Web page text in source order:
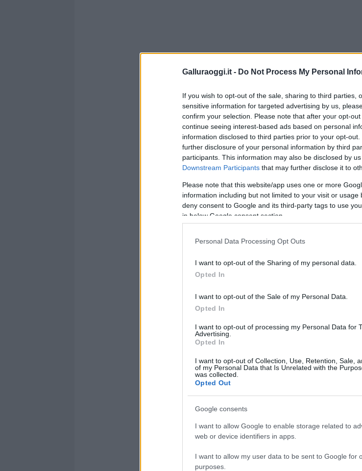
Galluraoggi.it - Do Not Process My Personal
If you wish to opt-out of the sale, sharing to third parties,
sensitive information for targeted advertising by us,
confirm your selection. Please note that after your opt-
continue seeing interest-based ads based on personal
information disclosed to third parties prior to your opt-
further disclosure of your personal information by third
participants. This information may also be disclosed by
Downstream Participants that may further disclose it to
Please note that this website/app uses one or more
information including but not limited to your visit or
deny consent to Google and its third-party tags to use
in below Google consent section.
Personal Data Processing Opt Outs
I want to opt-out of the Sharing of my personal data.
Opted In
I want to opt-out of the Sale of my Personal Data.
Opted In
I want to opt-out of processing my Personal Data for
Advertising.
Opted In
I want to opt-out of Collection, Use, Retention, Sale,
of my Personal Data that Is Unrelated with the
was collected.
Opted Out
Google consents
I want to allow Google to enable storage related to
web or device identifiers in apps.
I want to allow my user data to be sent to Google for
purposes.